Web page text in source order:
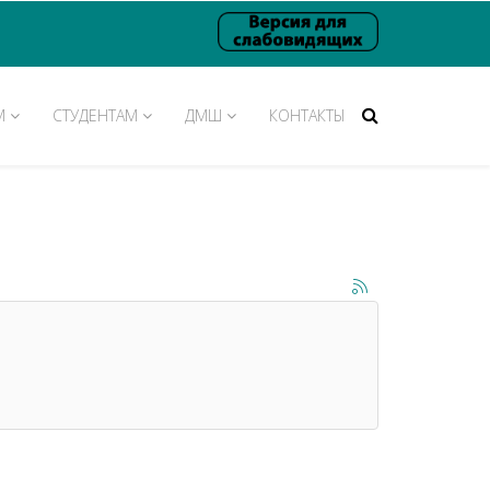
СТУДЕНТАМ ДМШ КОНТАКТЫ